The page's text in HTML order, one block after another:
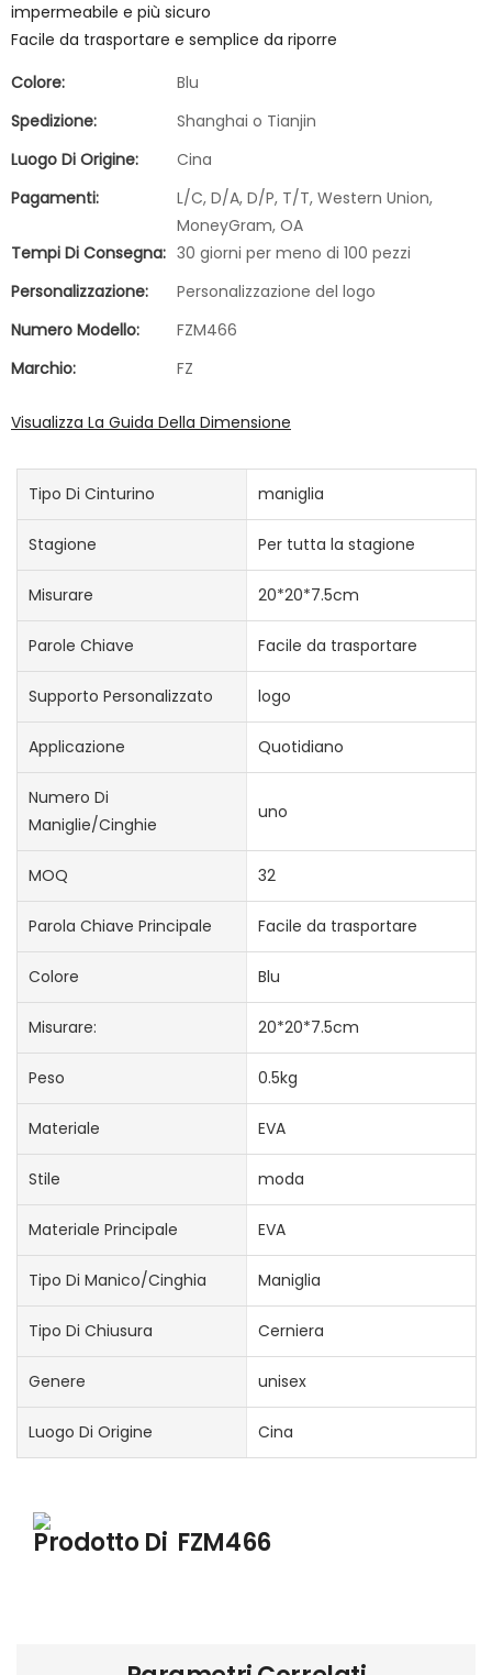
impermeabile e più sicuro
Facile da trasportare e semplice da riporre
Colore:
Blu
Spedizione:
Shanghai o Tianjin
Luogo Di Origine:
Cina
Pagamenti:
L/C, D/A, D/P, T/T, Western Union,
MoneyGram, OA
Tempi Di Consegna: 30 giorni per meno di 100 pezzi
Personalizzazione:
Personalizzazione del logo
Numero Modello:
FZM466
Marchio:
FZ
Visualizza La Guida Della Dimensione
Tipo Di Cinturino maniglia
Stagione Per tutta la stagione
Misurare 20*20*7.5cm
Parole Chiave Facile da trasportare
Supporto Personalizzato logo
Applicazione Quotidiano
Numero Di
Maniglie/cinghie
uno
MOQ 32
Parola Chiave Principale Facile da trasportare
Colore Blu
Misurare: 20*20*7.5cm
Peso 0.5kg
Materiale EVA
Stile moda
Materiale Principale EVA
Tipo Di Manico/cinghia Maniglia
Tipo Di Chiusura Cerniera
Genere unisex
Luogo Di Origine Cina
Prodotto Di FZM466